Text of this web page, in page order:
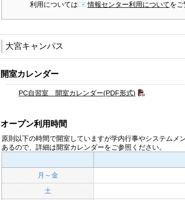
利用については
情報センター利用についてをご
大宮キャンパス
開室カレンダー
PC自習室 開室カレンダー(PDF形式)
オープン利用時間
原則以下の時間で開室していますが学内行事やシステム
あるので、詳細は開室カレンダーをご参照ください。
月～金
土